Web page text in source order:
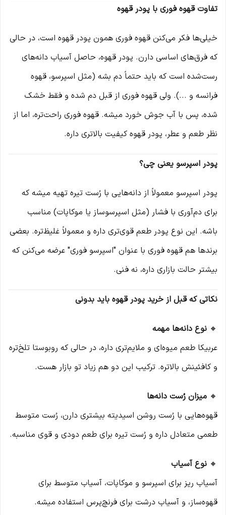
تفاوت قهوه فوری با پودر قهوه
خیلی‌ها فکر می‌کنن قهوه فوری همون پودر قهوه‌ است، در حالی
که فرق‌های اساسی دارن. پودر قهوه، حاصل آسیاب دانه‌های
رست‌شده‌ است که باید حتماً دم بشه (مثل اسپرسو، قهوه
فرانسه و ...). ولی قهوه فوری از قبل دم شده و فقط خشک
شده، پس با آب جوش خورد میشه. قهوه فوری راحت‌تره، اما از
نظر طعم و عطر، پودر قهوه کیفیت بالاتری داره.
پودر اسپرسو یعنی چی؟
پودر اسپرسو معمولاً از دانه‌هایی با رُست تیره تهیه میشه که
برای دم‌آوری با فشار (مثل اسپرسوساز یا موکاپات) مناسب
باشه. این نوع پودر طعم قوی‌تری داره و معمولاً غلیظ‌تره. بعضی
برندها هم قهوه فوری با عنوان "اسپرسو فوری" عرضه می‌کنن که
بیشتر حالت بازاری داره، نه فنی.
نکاتی که قبل از خرید پودر قهوه باید بدونی
🔸 نوع دانه‌ها مهمه
عربیکا طعم میوه‌ای و ملایم‌تری داره، در حالی که روبوستا تلخ‌تره
و کافئینش بالاتره. ترکیب این دو هم زیاد تو بازار هست.
🔸 میزان رُست دانه‌ها
قهوه‌هایی با رُست روشن اسیدیته بیشتری دارن، رُست متوسط
طعمی متعادل داره و رُست تیره برای طعم دودی و قوی مناسبه.
🔸 نوع آسیاب
آسیاب ریز برای اسپرسو و موکاپات، آسیاب متوسط برای
قهوه‌ساز، و آسیاب درشت برای فرنچ‌پرس استفاده میشه.